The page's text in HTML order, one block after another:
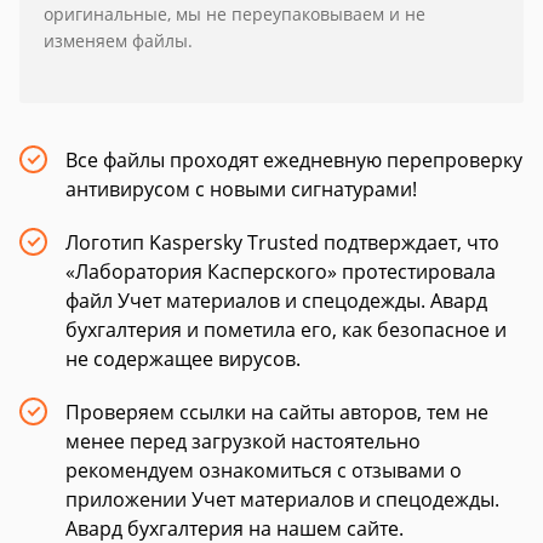
оригинальные, мы не переупаковываем и не
изменяем файлы.
Все файлы проходят ежедневную перепроверку
антивирусом с новыми сигнатурами!
Логотип Kaspersky Trusted подтверждает, что
«Лаборатория Касперского» протестировала
файл Учет материалов и спецодежды. Авард
бухгалтерия и пометила его, как безопасное и
не содержащее вирусов.
Проверяем ссылки на сайты авторов, тем не
менее перед загрузкой настоятельно
рекомендуем ознакомиться с отзывами о
приложении Учет материалов и спецодежды.
Авард бухгалтерия на нашем сайте.